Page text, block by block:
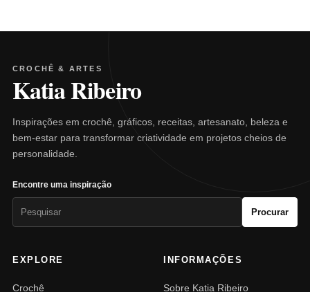
CROCHÊ & ARTES
Katia Ribeiro
Inspirações em crochê, gráficos, receitas, artesanato, beleza e
bem-estar para transformar criatividade em projetos cheios de
personalidade.
Encontre uma inspiração
Procurar
EXPLORE
Crochê
INFORMAÇÕES
Sobre Katia Ribeiro